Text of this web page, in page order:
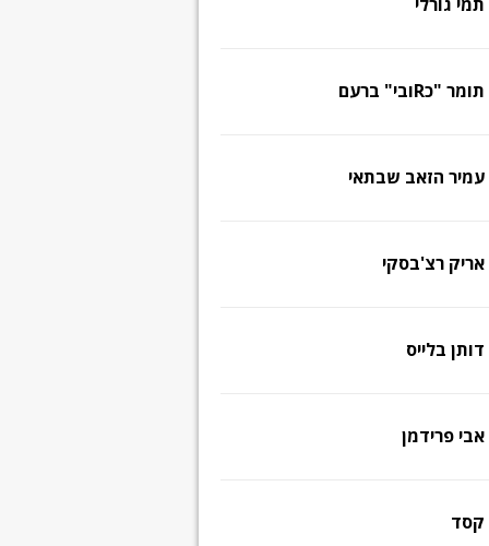
תומר "כRובי" ברעם
עמיר הזאב שבתאי
אריק רצ'בסקי
דותן בלייס
אבי פרידמן
קסד